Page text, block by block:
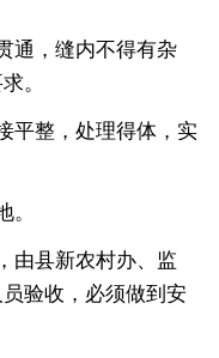
通，缝内不得有杂
。
平整，处理得体，实
。
由县新农村办、监
验收，必须做到安